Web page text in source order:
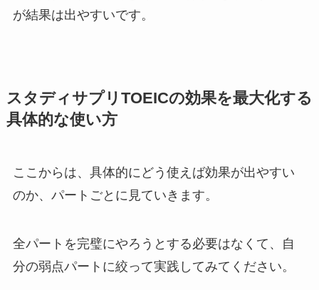
が結果は出やすいです。
スタディサプリTOEICの効果を最大化する
具体的な使い方
ここからは、具体的にどう使えば効果が出やすい
のか、パートごとに見ていきます。
全パートを完璧にやろうとする必要はなくて、自
分の弱点パートに絞って実践してみてください。